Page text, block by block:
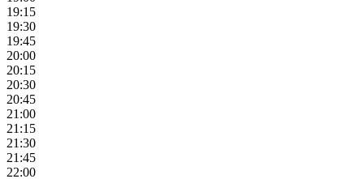
19:15
19:30
19:45
20:00
20:15
20:30
20:45
21:00
21:15
21:30
21:45
22:00